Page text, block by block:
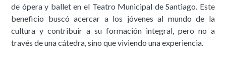
de ópera y ballet en el Teatro Municipal de Santiago. Este
beneficio buscó acercar a los jóvenes al mundo de la
cultura y contribuir a su formación integral, pero no a
través de una cátedra, sino que viviendo una experiencia.